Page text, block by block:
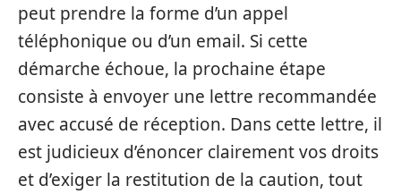
peut prendre la forme d’un appel
téléphonique ou d’un email. Si cette
démarche échoue, la prochaine étape
consiste à envoyer une lettre recommandée
avec accusé de réception. Dans cette lettre, il
est judicieux d’énoncer clairement vos droits
et d’exiger la restitution de la caution, tout